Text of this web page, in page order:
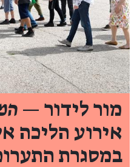
מור לידור —
אירוע הליכה
במסגרת